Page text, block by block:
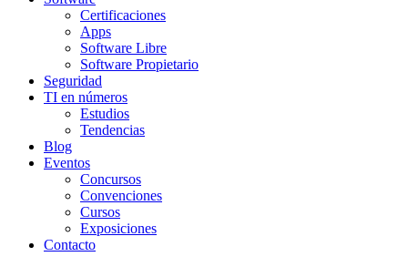
Certificaciones
Apps
Software Libre
Software Propietario
Seguridad
TI en números
Estudios
Tendencias
Blog
Eventos
Concursos
Convenciones
Cursos
Exposiciones
Contacto